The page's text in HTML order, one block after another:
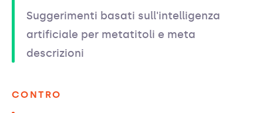
Suggerimenti basati sull'intelligenza
artificiale per metatitoli e meta
descrizioni
CONTRO